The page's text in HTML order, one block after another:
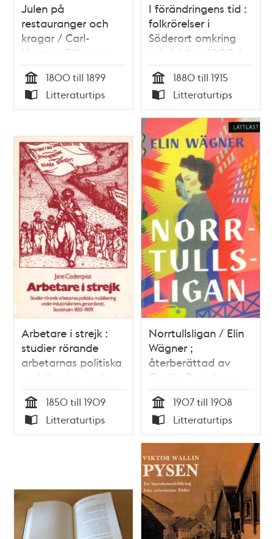
Julen på
restauranger och
krogar / Carl-
Herman Tillhagen
Tid
1800 till 1899
Typ
Litteraturtips
I förändringens tid :
folkrörelser i
Söderort omkring
sekelskiftet 1900 /
Gunnar Hjerne &
Ulla Karlsson
Tid
1880 till 1915
Typ
Litteraturtips
Arbetare i strejk :
studier rörande
arbetarnas politiska
mobilisering under
industrialismens
genombrott :
Stockholm 1850-
1909 / Jane
Tid
1850 till 1909
Typ
Litteraturtips
Norrtullsligan / Elin
Wägner ;
återberättad av
Cecilia Davidsson
Tid
1907 till 1908
Typ
Litteraturtips